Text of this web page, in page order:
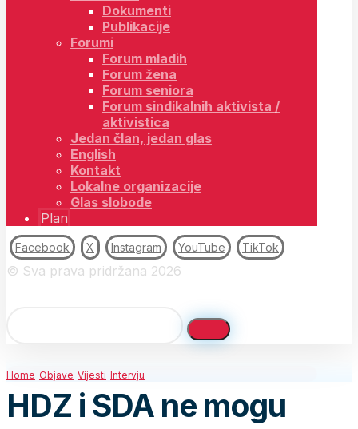
Dokumenti
Publikacije
Forumi
Forum mladih
Forum žena
Forum seniora
Forum sindikalnih aktivista /
aktivistica
Jedan član, jedan glas
English
Kontakt
Lokalne organizacije
Glas slobode
Plan
Facebook X Instagram YouTube TikTok
© Sva prava pridržana 2026
Home Objave Vijesti Intervju
HDZ i SDA ne mogu